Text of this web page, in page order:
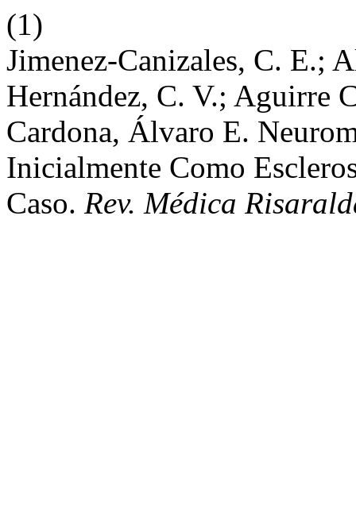
(1)
Jimenez-Canizales, C. E.;
Hernández, C. V.; Aguirre
Cardona, Álvaro E.
Inicialmente Como
Caso. Rev. Médica